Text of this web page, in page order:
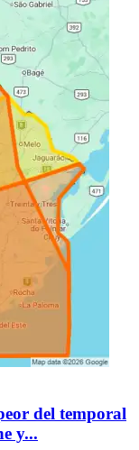
del temporal
y...